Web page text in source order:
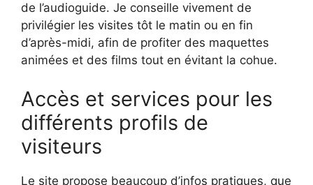
de l’audioguide. Je conseille vivement de
privilégier les visites tôt le matin ou en fin
d’après-midi, afin de profiter des maquettes
animées et des films tout en évitant la cohue.
Accès et services pour les
différents profils de
visiteurs
Le site propose beaucoup d’infos pratiques, que